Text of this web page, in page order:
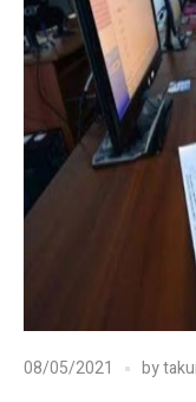
08/05/2021 by